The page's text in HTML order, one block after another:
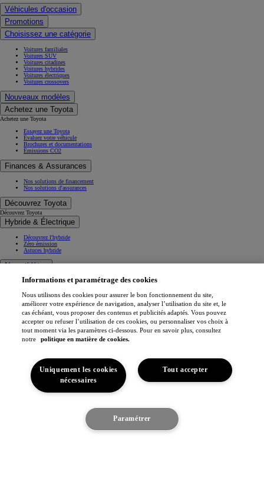
Découvrez le véhicule
Véhicules d'occasion
Promotions
Choisissez une catégorie
Voitures familiales
Voitures SUV
Voitures citadines
Voitures hybrides
Voitures électriques
Voitures crossovers
Nouveaux modèles
Achetez une Toyota
Achetez une Toyota
Essayez une Toyota
Évaluez votre véhicule
Brochures et documentations
Émissions CO2
Finances & Assurances
Nos solutions de financement
Nos solutions d'assurances
Découvrez Toyota
Découvrez Toyota
Hybride & Électrique
Découvrez l'hybride
Zéro émission
Astuces hybride
Nos athlètes
Projets de mobilité
Toyota Gazoo Racing
Toyota GR Sport
Dakar Rally
WRC - Championnat du monde des rallyes
WEC - Championnat du monde d'endurance FIA
GR H2 Racing Concept
This is Toyota
Toyota Belgium
Espace
Pourquoi Toyota
Confort du véhicule
Toyota vision & philosophie
Informations et paramétrage des cookies
Nous utilisons des cookies pour assurer le bon fonctionnement du site,
améliorer votre expérience de navigation, analyser l’utilisation du site et, le
cas échéant, vous proposer des contenus et publicités adaptés. Vous pouvez
accepter ou refuser l’utilisation de ces cookies, ou personnaliser vos choix à
tout moment via les paramètres ci-dessous. Pour en savoir plus, consultez
notre
politique en matière de cookies.
Tout accepter
Uniquement les cookies
nécessaires
Paramétrer